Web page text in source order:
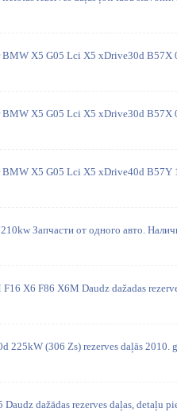
BMW X5 G05 Lci X5 xDrive30d B57X
BMW X5 G05 Lci X5 xDrive30d B57X
BMW X5 G05 Lci X5 xDrive40d B57Y
Запчасти от одного авто.
X6 F86 X6M Daudz dažadas
225kW (306 Zs) rezerves daļās 2010.
dažādas rezerves daļas, detaļu